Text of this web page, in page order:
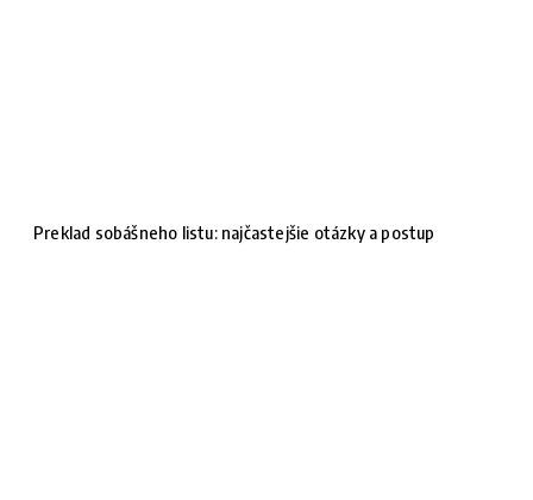
Preklad sobášneho listu: najčastejšie otázky a postup